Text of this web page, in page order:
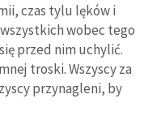
czas tylu lęków i
wobec tego
przed nim uchylić.
troski. Wszyscy za
przynagleni, by